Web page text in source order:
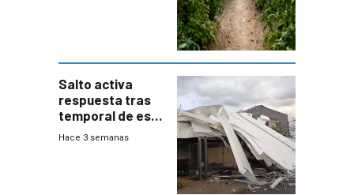
Salto activa
respuesta tras
temporal de este
sábado con
Hace 3 semanas